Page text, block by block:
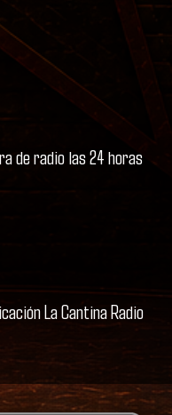
de radio las 24 horas
La Cantina Radio